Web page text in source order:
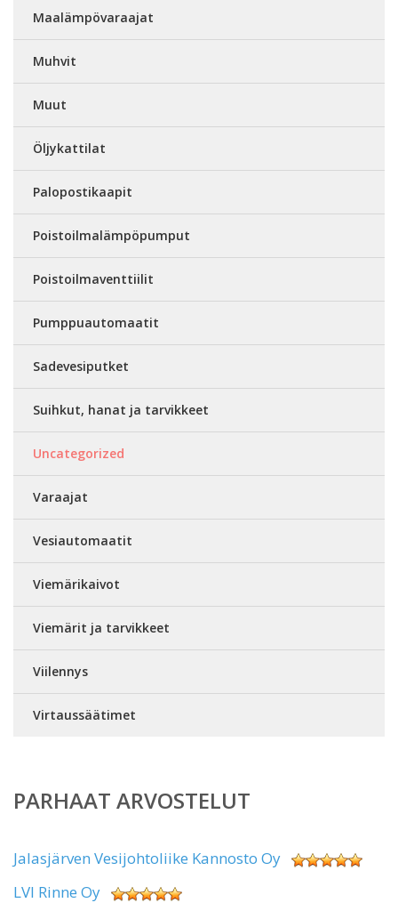
Maalämpövaraajat
Muhvit
Muut
Öljykattilat
Palopostikaapit
Poistoilmalämpöpumput
Poistoilmaventtiilit
Pumppuautomaatit
Sadevesiputket
Suihkut, hanat ja tarvikkeet
Uncategorized
Varaajat
Vesiautomaatit
Viemärikaivot
Viemärit ja tarvikkeet
Viilennys
Virtaussäätimet
PARHAAT ARVOSTELUT
Jalasjärven Vesijohtoliike Kannosto Oy
LVI Rinne Oy